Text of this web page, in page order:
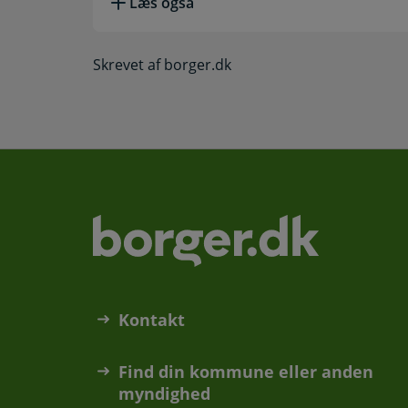
Skrevet af borger.dk
Kontakt
Find din kommune eller anden
myndighed